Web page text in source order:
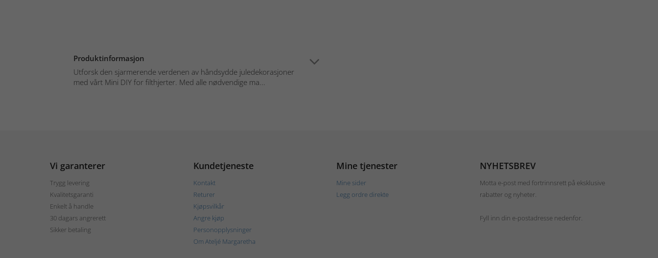
Produktinformasjon
Utforsk den sjarmerende verdenen av håndsydde juledekorasjoner
med vårt Mini DIY for filthjerter. Med alle nødvendige ma...
Vi garanterer
Trygg levering
Kvalitetsgaranti
Enkelt å handle
30 dagars angrerett
Sikker betaling
Kundetjeneste
Kontakt
Returer
Kjøpsvilkår
Angre kjøp
Personopplysninger
Om Ateljé Margaretha
Mine tjenester
Mine sider
Legg ordre direkte
NYHETSBREV
Motta e-post med fortrinnsrett på eksklusive
rabatter og nyheter.
Fyll inn din e-postadresse nedenfor.